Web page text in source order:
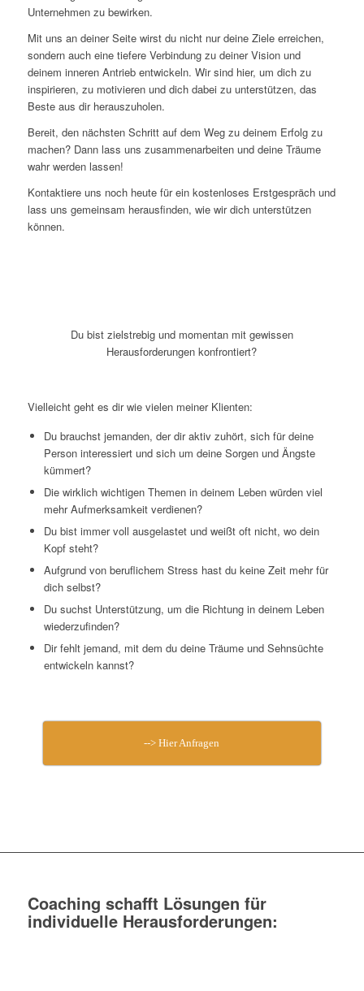
Unternehmen zu bewirken.
Mit uns an deiner Seite wirst du nicht nur deine Ziele erreichen,
sondern auch eine tiefere Verbindung zu deiner Vision und
deinem inneren Antrieb entwickeln. Wir sind hier, um dich zu
inspirieren, zu motivieren und dich dabei zu unterstützen, das
Beste aus dir herauszuholen.
Bereit, den nächsten Schritt auf dem Weg zu deinem Erfolg zu
machen? Dann lass uns zusammenarbeiten und deine Träume
wahr werden lassen!
Kontaktiere uns noch heute für ein kostenloses Erstgespräch und
lass uns gemeinsam herausfinden, wie wir dich unterstützen
können.
Du bist zielstrebig und momentan mit gewissen
Herausforderungen konfrontiert?
Vielleicht geht es dir wie vielen meiner Klienten:
Du brauchst jemanden, der dir aktiv zuhört, sich für deine
Person interessiert und sich um deine Sorgen und Ängste
kümmert?
Die wirklich wichtigen Themen in deinem Leben würden viel
mehr Aufmerksamkeit verdienen?
Du bist immer voll ausgelastet und weißt oft nicht, wo dein
Kopf steht?
Aufgrund von beruflichem Stress hast du keine Zeit mehr für
dich selbst?
Du suchst Unterstützung, um die Richtung in deinem Leben
wiederzufinden?
Dir fehlt jemand, mit dem du deine Träume und Sehnsüchte
entwickeln kannst?
--> Hier Anfragen
Coaching schafft Lösungen für
individuelle Herausforderungen: